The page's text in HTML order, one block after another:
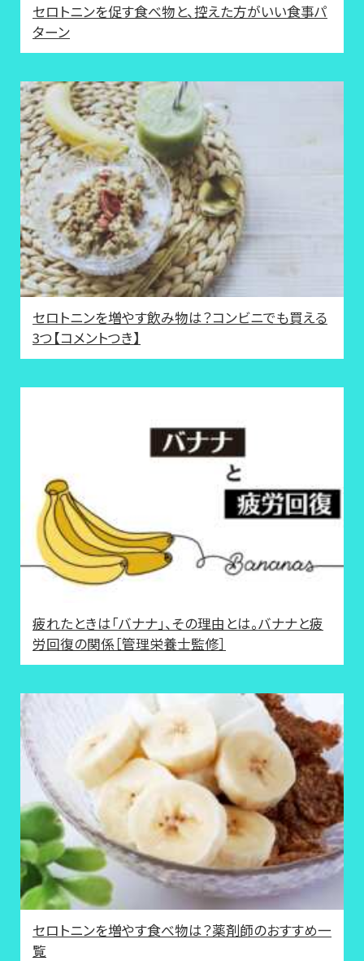
セロトニンを促す食べ物と、控えた方がいい食事パ
ターン
セロトニンを増やす飲み物は？コンビニでも買える
3つ【コメントつき】
疲れたときは「バナナ」、その理由とは。バナナと疲
労回復の関係［管理栄養士監修］
セロトニンを増やす食べ物は？薬剤師のおすすめ一
覧